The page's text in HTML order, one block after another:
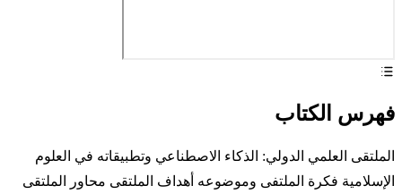
فهرس الكتاب
الملتقى العلمي الدولي: الذكاء الاصطناعي وتطبيقاته في العلوم
الإسلامية فكرة الملتفى وموضوعه أهداف الملتقى محاور الملتقى